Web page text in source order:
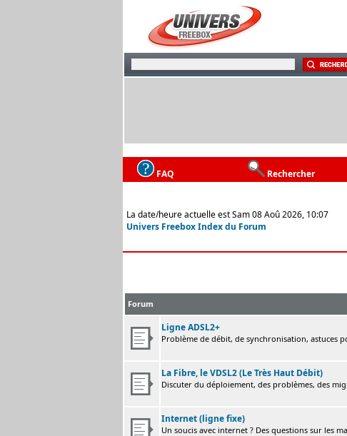
FAQ Rechercher
La date/heure actuelle est Sam 08 Aoû 2026, 10:07
Univers Freebox Index du Forum
Forum
Ligne ADSL2+
Problème de débit, de synchronisation, astuces
La Fibre, le VDSL2 (Le Très Haut Débit)
Discuter du déploiement, des problèmes, des
Internet (ligne fixe)
Un soucis avec internet ? Des questions sur les